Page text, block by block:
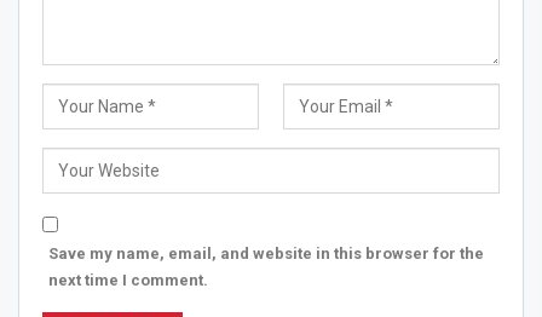
Save my name, email, and website in this browser for the
next time I comment.